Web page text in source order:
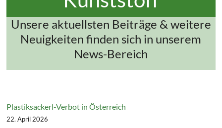
Unsere aktuellsten Beiträge & weitere
Neuigkeiten finden sich in unserem
News-Bereich
Plastiksackerl-Verbot in Österreich
22. April 2026